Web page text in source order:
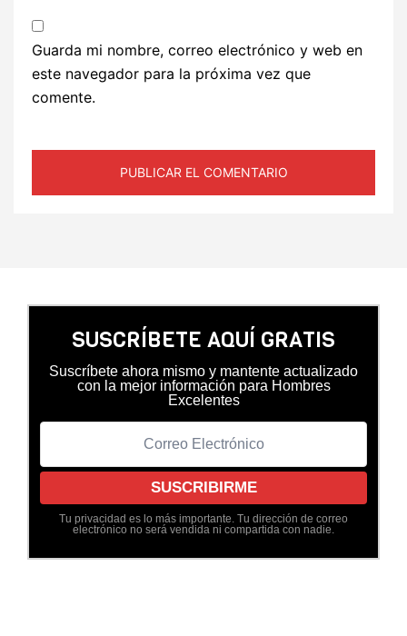
Guarda mi nombre, correo electrónico y web en
este navegador para la próxima vez que
comente.
SUSCRÍBETE AQUÍ GRATIS
Suscríbete ahora mismo y mantente actualizado
con la mejor información para Hombres
Excelentes
Tu privacidad es lo más importante. Tu dirección de correo
electrónico no será vendida ni compartida con nadie.